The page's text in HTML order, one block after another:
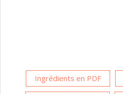
Ingrédients en PDF